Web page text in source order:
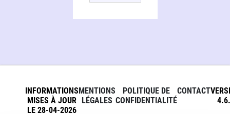
INFORMATIONS
MISES À JOUR
LE 28-04-2026
MENTIONS
LÉGALES
POLITIQUE DE
CONFIDENTIALITÉ
CONTACT